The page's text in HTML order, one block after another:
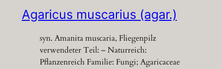
Agaricus muscarius (agar.)
syn. Amanita muscaria, Fliegenpilz
verwendeter Teil: – Naturreich:
Pflanzenreich Familie: Fungi; Agaricaceae